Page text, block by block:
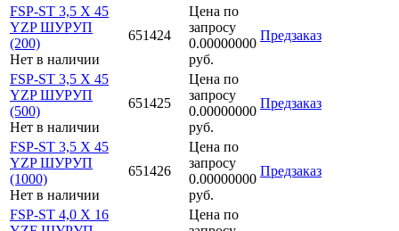
FSP-ST 3,5 X 45
YZP ШУРУП
(200)
Нет в наличии
651424
Цена по
запросу
0.00000000
руб.
Предзаказ
FSP-ST 3,5 X 45
YZP ШУРУП
(500)
Нет в наличии
651425
Цена по
запросу
0.00000000
руб.
Предзаказ
FSP-ST 3,5 X 45
YZP ШУРУП
(1000)
Нет в наличии
651426
Цена по
запросу
0.00000000
руб.
Предзаказ
FSP-ST 4,0 X 16
Цена по